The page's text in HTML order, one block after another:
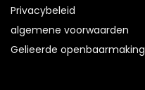
Privacybeleid
algemene voorwaarden
Gelieerde openbaarmaking